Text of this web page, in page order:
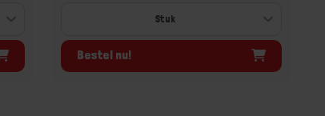
Bestel nu!